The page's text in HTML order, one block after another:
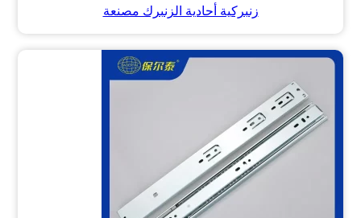
زنبركية أحادية الزنبرك مصنعة